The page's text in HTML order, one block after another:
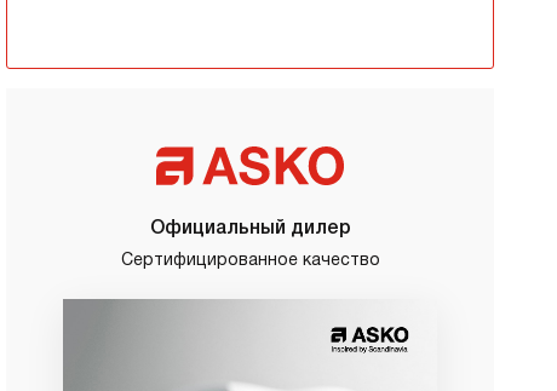
Официальный дилер
Сертифицированное качество